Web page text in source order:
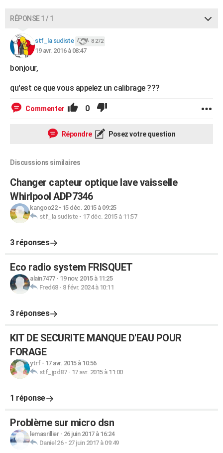
COPAINS D'AVANT
AVIS DE DÉCÈS
FORUM
Bricolage
Lifestyle
Culture
Sport
Auto
Television
Voyage
Cinema
RÉPONSE 1 / 1
stf_la sudiste 8 272
19 avr. 2016 à 08:47
bonjour,
qu'est ce que vous appelez un calibrage ???
Commenter 0
Répondre Posez votre question
Discussions similaires
Changer capteur optique lave vaisselle
Whirlpool ADP7346
kangoo22- 15 déc. 2015 à 09:25
stf_la sudiste- 17 déc. 2015 à 11:57
3 réponses
Eco radio system FRISQUET
alain7477- 19 nov. 2015 à 11:25
Fred68- 8 févr. 2024 à 10:11
3 réponses
KIT DE SECURITE MANQUE D'EAU POUR
FORAGE
ytrf- 17 avr. 2015 à 10:56
stf_jpd87- 17 avr. 2015 à 11:00
1 réponse
Problème sur micro dsn
lemasrillier- 26 juin 2017 à 16:24
Daniel 26- 27 juin 2017 à 09:49